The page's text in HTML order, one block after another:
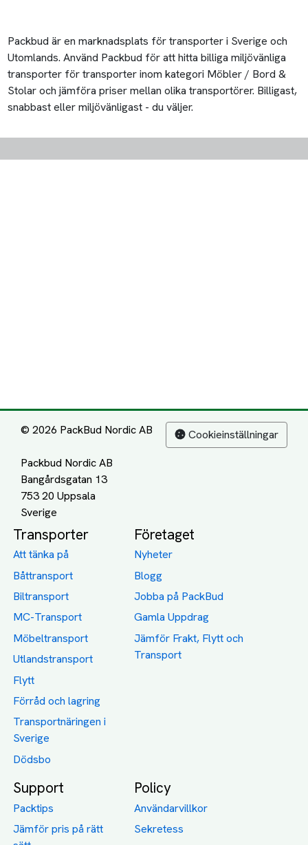
Packbud är en marknadsplats för transporter i Sverige och
Utomlands. Använd Packbud för att hitta billiga miljövänliga
transporter för transporter inom kategori Möbler / Bord &
Stolar och jämföra priser mellan olika transportörer. Billigast,
snabbast eller miljövänligast - du väljer.
© 2026 PackBud Nordic AB
Packbud Nordic AB
Bangårdsgatan 13
753 20 Uppsala
Cookieinställningar
Transporter
Att tänka på
Båttransport
Biltransport
MC-Transport
Möbeltransport
Utlandstransport
Flytt
Förråd och lagring
Transportnäringen i
Sverige
Dödsbo
Företaget
Nyheter
Blogg
Jobba på PackBud
Gamla Uppdrag
Jämför Frakt, Flytt och
Transport
Support
Packtips
Jämför pris på rätt
Policy
Användarvillkor
Sekretess